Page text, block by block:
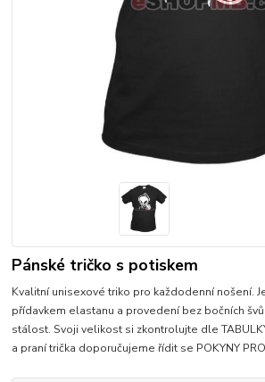
Pánské tričko s potiskem
Kvalitní unisexové triko pro každodenní nošení.
přídavkem elastanu a provedení bez bočních
stálost. Svoji velikost si zkontrolujte dle
a praní trička doporučujeme řídit se POKYNY